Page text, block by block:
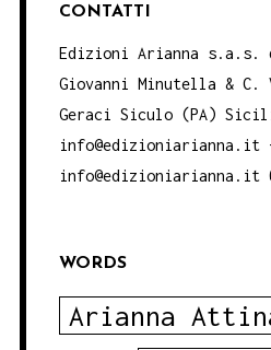
CONTATTI
Edizioni Arianna s.a.s.
Giovanni Minutella &
Geraci Siculo (PA)
info@edizioniarianna.it
info@edizioniarianna.it
WORDS
Arianna